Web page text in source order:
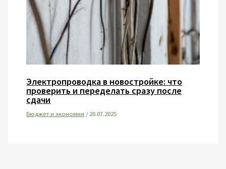
Электропроводка в новостройке: что
проверить и переделать сразу после
сдачи
Бюджет и экономия /20.07.2025